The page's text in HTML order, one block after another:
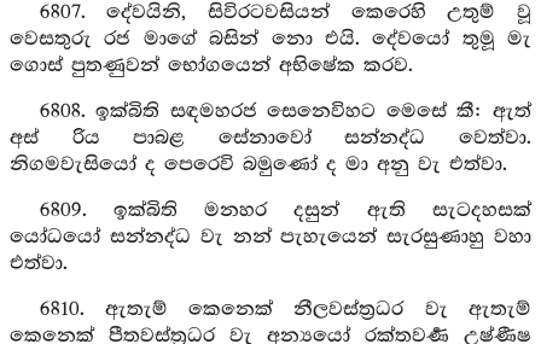
6807. දේවයිනි, සිවිරටවසියන් කෙරෙහි උතුම් වූ
වෙසතුරු රජ මාගේ බසින් නො එයි. දේවයෝ තුමූ මැ
ගොස් පුතණුවන් භෝගයෙන් අභිෂේක කරව.
6808. ඉක්බිති සඳමහරජ සෙනෙවිහට මෙසේ කී: ඇත්
අස් රිය පාබළ සේනාවෝ සන්නද්ධ වෙත්වා.
නිගමවැසියෝ ද පෙරෙවි බමුණෝ ද මා අනු වැ එත්වා.
6809. ඉක්බිති මනහර දසුන් ඇති සැටදහසක්
යෝධයෝ සන්නද්ධ වැ නන් පැහැයෙන් සැරසුණාහු වහා
එත්වා.
6810. ඇතැම් කෙනෙක් නීලවස්ත්‍රධර වැ ඇතැම්
කෙනෙක් පීතවස්ත්‍රධර වැ අන්‍යයෝ රක්තවර්‍ණ උෂ්ණීෂ